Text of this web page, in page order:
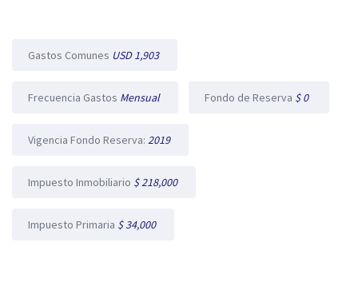
Gastos Comunes USD 1,903
Frecuencia Gastos Mensual Fondo de Reserva $ 0
Vigencia Fondo Reserva: 2019
Impuesto Inmobiliario $ 218,000
Impuesto Primaria $ 34,000